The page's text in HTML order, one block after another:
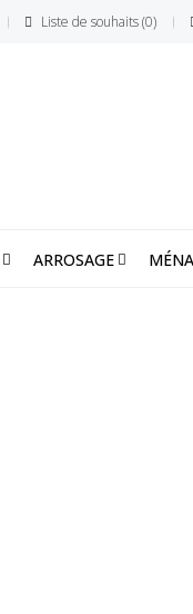
Liste de souhaits 0
ARROSAGE